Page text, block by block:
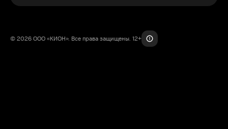
© 2026 ООО «КИОН». Все права защищены. 12+